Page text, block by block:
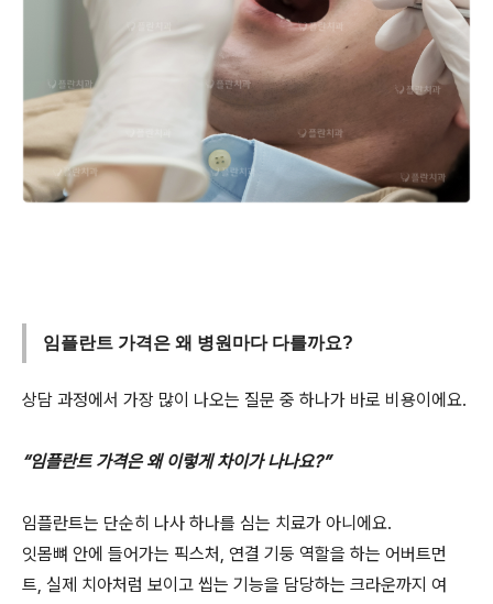
임플란트 가격은 왜 병원마다 다를까요?
상담 과정에서 가장 많이 나오는 질문 중 하나가 바로 비용이에요.
“임플란트 가격은 왜 이렇게 차이가 나나요?”
임플란트는 단순히 나사 하나를 심는 치료가 아니에요.
잇몸뼈 안에 들어가는 픽스처, 연결 기둥 역할을 하는 어버트먼
트, 실제 치아처럼 보이고 씹는 기능을 담당하는 크라운까지 여